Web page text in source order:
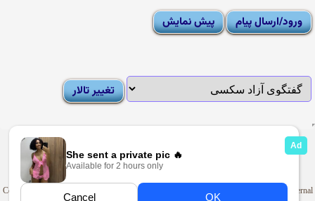
News Rules | Moderator List
Sexy Pictures Archive | Adult Forums
Copyright © 2009-2025
. Looti Forums is not responsible for the content of external